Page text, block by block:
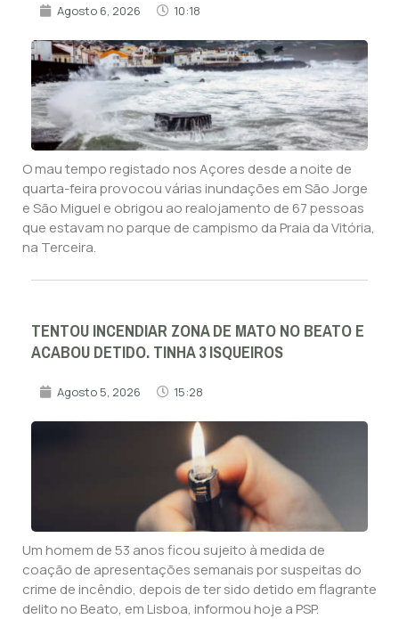
Agosto 6, 2026 10:18
O mau tempo registado nos Açores desde a noite de
quarta-feira provocou várias inundações em São Jorge
e São Miguel e obrigou ao realojamento de 67 pessoas
que estavam no parque de campismo da Praia da Vitória,
na Terceira.
TENTOU INCENDIAR ZONA DE MATO NO BEATO E
ACABOU DETIDO. TINHA 3 ISQUEIROS
Agosto 5, 2026 15:28
Um homem de 53 anos ficou sujeito à medida de
coação de apresentações semanais por suspeitas do
crime de incêndio, depois de ter sido detido em flagrante
delito no Beato, em Lisboa, informou hoje a PSP.